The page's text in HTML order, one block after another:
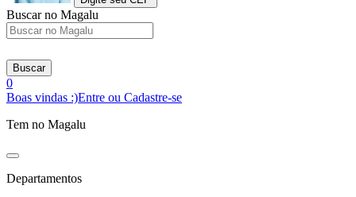
Buscar no Magalu
Buscar
0
Boas vindas :)Entre ou Cadastre-se
Tem no Magalu
Departamentos